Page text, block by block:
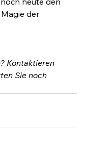
der
Kontaktieren
Sie noch